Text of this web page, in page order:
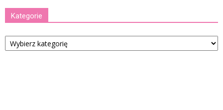
Kategorie
Kategorie